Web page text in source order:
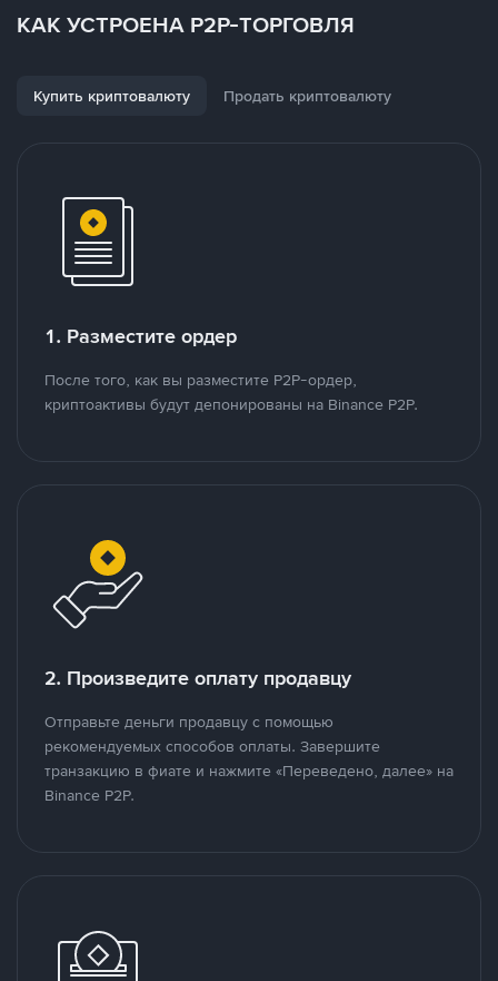
КАК УСТРОЕНА P2P-ТОРГОВЛЯ
Купить криптовалюту Продать криптовалюту
1. Разместите ордер
После того, как вы разместите P2P-ордер,
криптоактивы будут депонированы на Binance P2P.
2. Произведите оплату продавцу
Отправьте деньги продавцу с помощью
рекомендуемых способов оплаты. Завершите
транзакцию в фиате и нажмите «Переведено, далее» на
Binance P2P.